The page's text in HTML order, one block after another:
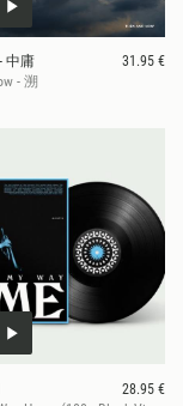
中庸
31.95 €
- 溯
28.95 €